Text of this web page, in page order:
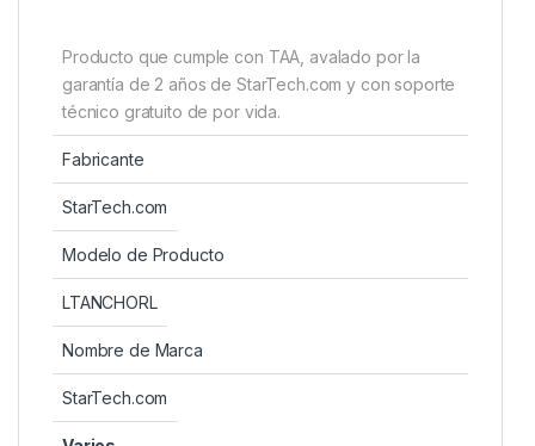
Producto que cumple con TAA, avalado por la
garantía de 2 años de StarTech.com y con soporte
técnico gratuito de por vida.
Fabricante
StarTech.com
Modelo de Producto
LTANCHORL
Nombre de Marca
StarTech.com